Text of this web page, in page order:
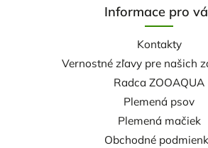
Informace pro
Kontakty
Vernostné zľavy pre našich
Radca ZOOAQUA
Plemená psov
Plemená mačiek
Obchodné